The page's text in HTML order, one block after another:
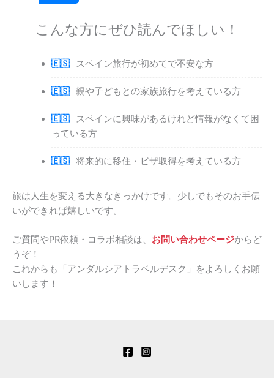
こんな方にぜひ読んでほしい！
スペイン旅行が初めてで不安な方
親や子どもとの家族旅行を考えている方
スペインに興味があるけれど情報がなくて困
っている方
将来的に移住・ビザ取得を考えている方
旅は人生を変える大きなきっかけです。少しでもそのお手伝
いができれば嬉しいです。
ご質問やPR依頼・コラボ相談は、 お問い合わせページからど
うぞ！
これからも「アンダルシアトラベルデスク」をよろしくお願
いします！